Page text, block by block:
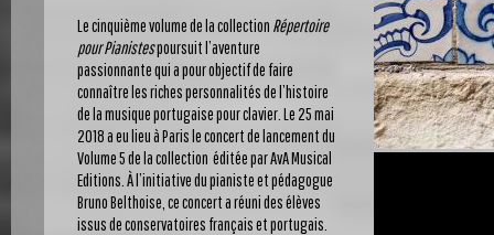
Le cinquième volume de la collection Répertoire
pour Pianistespoursuit l’aventure
passionnante qui a pour objectif de faire
connaître les riches personnalités de l’histoire
de la musique portugaise pour clavier. Le 25 mai
2018 a eu lieu à Paris le concert de lancement du
Volume 5 de la collection éditée par AvA Musical
Editions. À l’initiative du pianiste et pédagogue
Bruno Belthoise, ce concert a réuni des élèves
issus de conservatoires français et portugais.